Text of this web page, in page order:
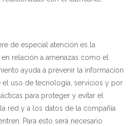
de especial atención es la
relación a amenazas como el
ayuda a prevenir la información
el uso de tecnología, servicios y por
para proteger y evitar el
red y a los datos de la compañía
Para esto será necesario